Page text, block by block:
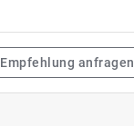
Empfehlung anfragen